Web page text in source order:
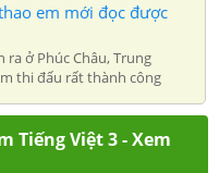
em mới đọc được
ra ở Phúc Châu, Trung
thi đấu rất thành công
Tiếng Việt 3 - Xem